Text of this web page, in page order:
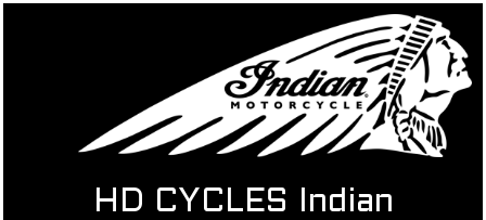
HD CYCLES Indian